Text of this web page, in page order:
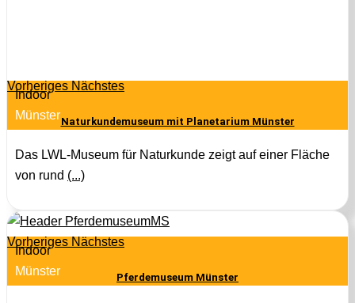
Vorheriges Nächstes
Indoor
MünsterNaturkundemuseum mit Planetarium Münster
Das LWL-Museum für Naturkunde zeigt auf einer Fläche
von rund (...)
Vorheriges Nächstes
Indoor
Münster
Pferdemuseum Münster